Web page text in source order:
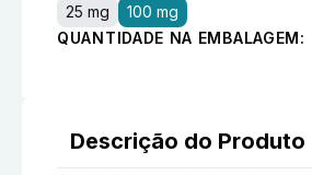
25 mg
100 mg
QUANTIDADE NA EMBALAGEM:
Descrição do Produto